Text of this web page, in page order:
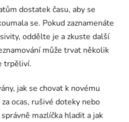
dostatek času, aby se
se. Pokud zaznamenáte
oddělte je a zkuste další
může trvat několik
trpěliví.
jak se chovat k novému
ocas, rušivé doteky nebo
mazlíčka hladit a jak